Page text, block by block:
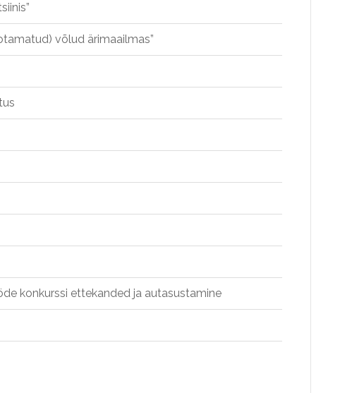
võlud ärimaailmas”
konkurssi ettekanded ja autasustamine